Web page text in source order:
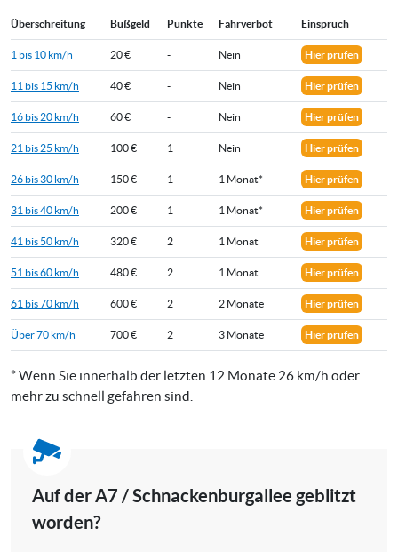
Überschreitung Bußgeld Punkte Fahrverbot Einspruch
1 bis 10 km/h 20 € - Nein Hier prüfen
11 bis 15 km/h 40 € - Nein Hier prüfen
16 bis 20 km/h 60 € - Nein Hier prüfen
21 bis 25 km/h 100 € 1 Nein Hier prüfen
26 bis 30 km/h 150 € 1 1 Monat* Hier prüfen
31 bis 40 km/h 200 € 1 1 Monat* Hier prüfen
41 bis 50 km/h 320 € 2 1 Monat Hier prüfen
51 bis 60 km/h 480 € 2 1 Monat Hier prüfen
61 bis 70 km/h 600 € 2 2 Monate Hier prüfen
Über 70 km/h 700 € 2 3 Monate Hier prüfen
* Wenn Sie innerhalb der letzten 12 Monate 26 km/h oder
mehr zu schnell gefahren sind.
Auf der A7 / Schnackenburgallee geblitzt
worden?